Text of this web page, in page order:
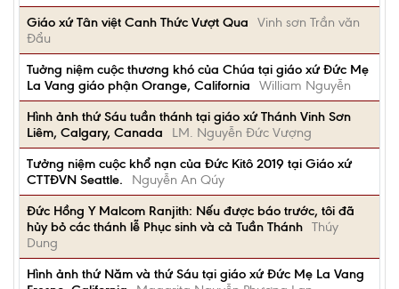
Giáo xứ Tân việt Canh Thức Vượt Qua
Vinh sơn Trần văn
Đẩu
Tuởng niệm cuộc thương khó của Chúa tại giáo xứ Đức Mẹ
La Vang giáo phận Orange, California
William Nguyễn
Hình ảnh thứ Sáu tuần thánh tại giáo xứ Thánh Vinh Sơn
Liêm, Calgary, Canada
LM. Nguyễn Đức Vượng
Tưởng niệm cuộc khổ nạn của Đức Kitô 2019 tại Giáo xứ
CTTĐVN Seattle.
Nguyễn An Qúy
Đức Hồng Y Malcom Ranjith: Nếu được báo trước, tôi đã
hủy bỏ các thánh lễ Phục sinh và cả Tuần Thánh Thúy
Dung
Hình ảnh thứ Năm và thứ Sáu tại giáo xứ Đức Mẹ La Vang